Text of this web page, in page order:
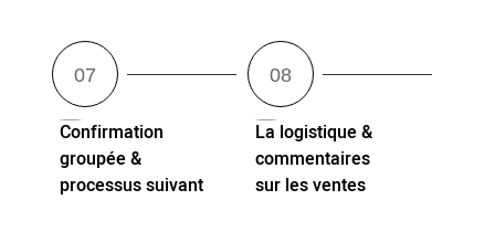
Confirmation
groupée &
processus suivant
La logistique &
commentaires
sur les ventes